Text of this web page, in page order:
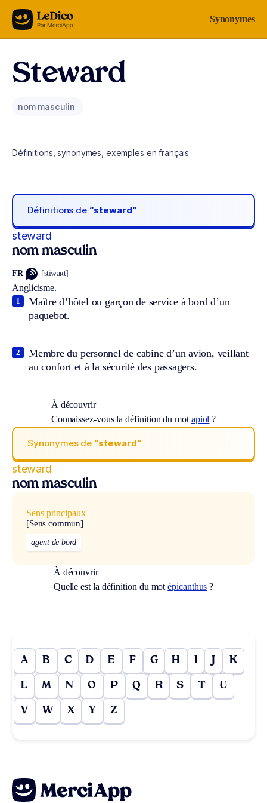
Aller au contenu Synonymes
Steward
nom masculin
Définitions, synonymes, exemples en français
Définitions de “steward“
steward
nom masculin
FR [stiwaʀt]
Anglicisme.
Maître d’hôtel ou garçon de service à bord d’un
paquebot.
1
Membre du personnel de cabine d’un avion, veillant
au confort et à la sécurité des passagers.
2
À découvrir
Connaissez-vous la définition du mot apiol ?
Synonymes de “steward“
steward
nom masculin
Sens principaux
[Sens commun]
agent de bord
À découvrir
Quelle est la définition du motépicanthus ?
A B C D E F G H I J K
L M N O P Q R S T U
V W X Y Z